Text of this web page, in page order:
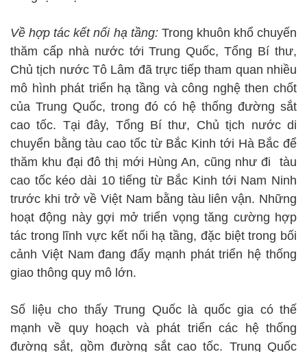
Về hợp tác kết nối hạ tầng: Trong khuôn khổ chuyến
thăm cấp nhà nước tới Trung Quốc, Tổng Bí thư,
Chủ tịch nước Tô Lâm đã trực tiếp tham quan nhiều
mô hình phát triển hạ tầng và công nghệ then chốt
của Trung Quốc, trong đó có hệ thống đường sắt
cao tốc. Tại đây, Tổng Bí thư, Chủ tịch nước di
chuyển bằng tàu cao tốc từ Bắc Kinh tới Hà Bắc để
thăm khu đại đô thị mới Hùng An, cũng như đi tàu
cao tốc kéo dài 10 tiếng từ Bắc Kinh tới Nam Ninh
trước khi trở về Việt Nam bằng tàu liên vận. Những
hoạt động này gợi mở triển vọng tăng cường hợp
tác trong lĩnh vực kết nối hạ tầng, đặc biệt trong bối
cảnh Việt Nam đang đẩy mạnh phát triển hệ thống
giao thông quy mô lớn.
Số liệu cho thấy Trung Quốc là quốc gia có thế
mạnh về quy hoạch và phát triển các hệ thống
đường sắt, gồm đường sắt cao tốc. Trung Quốc